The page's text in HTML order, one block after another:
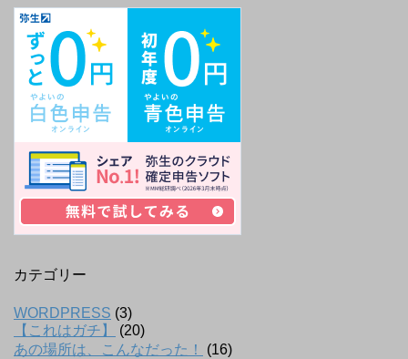
カテゴリー
WORDPRESS (3)
【これはガチ】
(20)
あの場所は、こんなだった！
(16)